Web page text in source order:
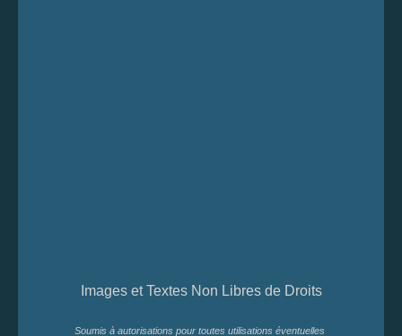
Images et Textes Non Libres de Droits
Soumis à autorisations pour toutes utilisations éventuelles